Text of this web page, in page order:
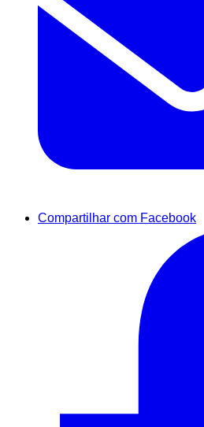
Compartilhar com Facebook